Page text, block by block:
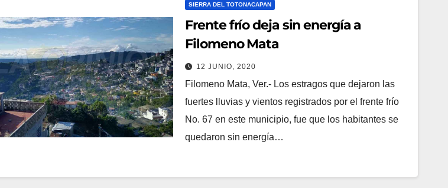
SIERRA DEL TOTONACAPAN
Frente frío deja sin energía a
Filomeno Mata
12 JUNIO, 2020
Filomeno Mata, Ver.- Los estragos que dejaron las
fuertes lluvias y vientos registrados por el frente frío
No. 67 en este municipio, fue que los habitantes se
quedaron sin energía…